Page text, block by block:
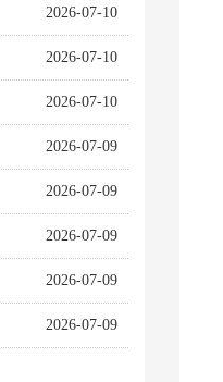
2026-07-10
2026-07-10
2026-07-10
2026-07-09
2026-07-09
2026-07-09
2026-07-09
2026-07-09